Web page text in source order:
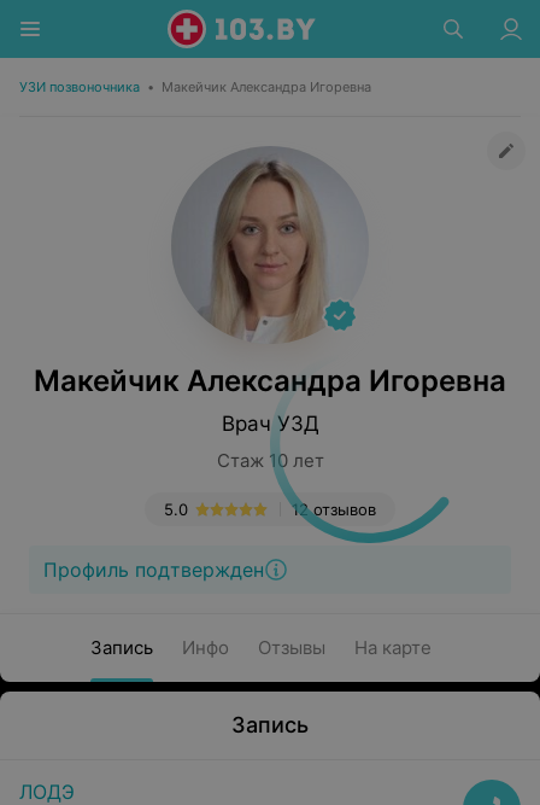
УЗИ позвоночника • Макейчик Александра Игоревна
Макейчик Александра Игоревна
Врач УЗД
Стаж 10 лет
12 отзывов
5.0
Профиль подтвержден
Запись Инфо Отзывы На карте
Запись
ЛОДЭ